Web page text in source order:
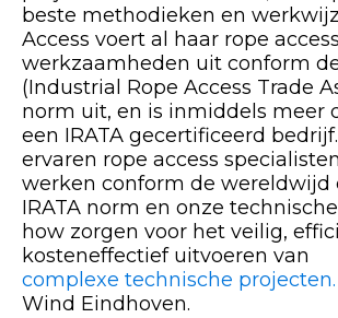
beste methodieken en
Access voert al haar rope access
werkzaamheden uit conform
(Industrial Rope Access Trade
norm uit, en is inmiddels meer
een IRATA gecertificeerd
ervaren rope access
werken conform de wereldwijd
IRATA norm en onze
how zorgen voor het veilig,
kosteneffectief uitvoeren van
complexe technische projecten.
Wind Eindhoven.